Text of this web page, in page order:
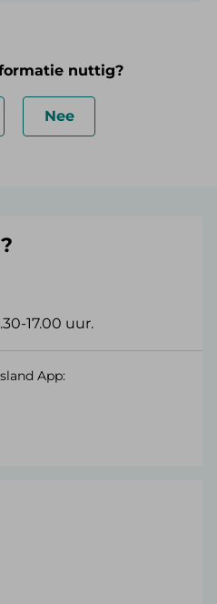
nuttig?
Nee
17.00 uur.
App: